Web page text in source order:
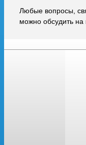
Любые вопросы,
можно обсудить